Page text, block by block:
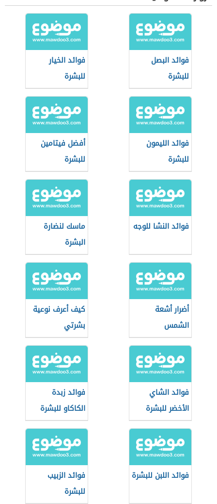
فوائد البصل
للبشرة
فوائد الخيار
للبشرة
فوائد الليمون
للبشرة
أفضل فيتامين
للبشرة
فوائد النشا للوجه
ماسك لنضارة
البشرة
أضرار أشعة
الشمس
كيف أعرف نوعية
بشرتي
فوائد الشاي
الأخضر للبشرة
فوائد زبدة
الكاكاو للبشرة
فوائد اللبن للبشرة
فوائد الزبيب
للبشرة